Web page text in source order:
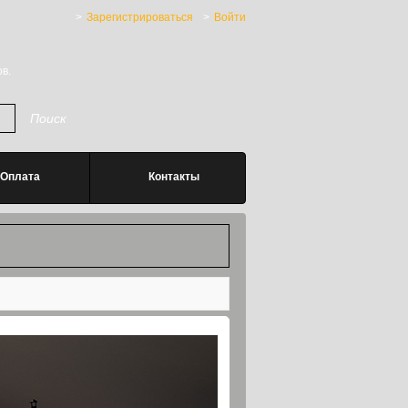
Зарегистрироваться
Войти
Оплата Контакты